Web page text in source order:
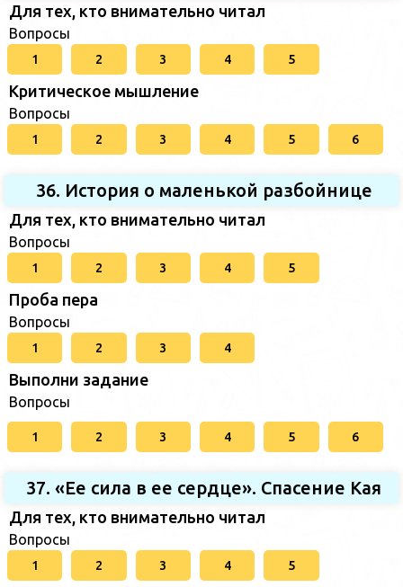
Для тех, кто внимательно читал
Вопросы
1 2 3 4 5
Критическое мышление
Вопросы
1 2 3 4 5 6
36. История о маленькой разбойнице
Для тех, кто внимательно читал
Вопросы
1 2 3 4 5
Проба пера
Вопросы
1 2 3 4
Выполни задание
Вопросы
1 2 3 4 5 6
37. «Ее сила в ее сердце». Спасение Кая
Для тех, кто внимательно читал
Вопросы
1 2 3 4 5